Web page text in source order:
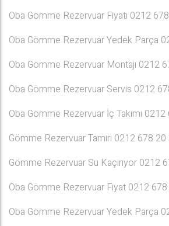
Oba Gömme Rezervuar Fiyatı 0212
Oba Gömme Rezervuar Yedek Parça
Oba Gömme Rezervuar Montajı 0212
Oba Gömme Rezervuar Servis 0212
Oba Gömme Rezervuar İç Takımı
Gömme Rezervuar Tamiri 0212 678 20
Gömme Rezervuar Su Kaçırıyor 0212
Oba Gömme Rezervuar Fiyat 0212
Oba Gömme Rezervuar Yedek Parça